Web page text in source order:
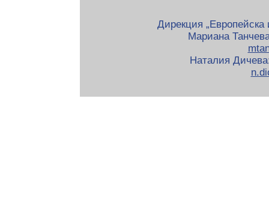
Дирекция „Европейска
Мариана
Наталия